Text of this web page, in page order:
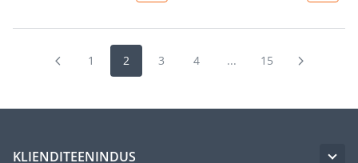
1 2 3 4 ... 15
KLIENDITEENINDUS